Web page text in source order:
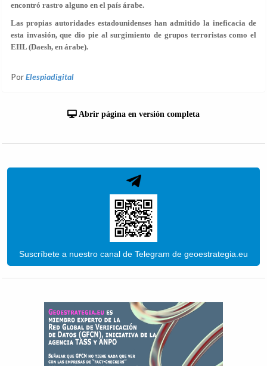
encontró rastro alguno en el país árabe.
Las propias autoridades estadounidenses han admitido la ineficacia de
esta invasión, que dio pie al surgimiento de grupos terroristas como el
EIIL (Daesh, en árabe).
PorElespiadigital
Abrir página en versión completa
Suscríbete a nuestro canal de Telegram de geoestrategia.eu